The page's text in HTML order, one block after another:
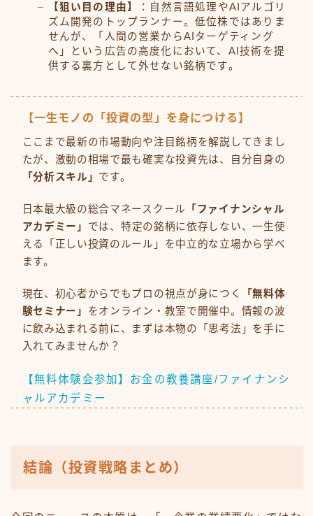
【狙い目の理由】
：自然言語処理やAIアルゴリ
ズム開発のトップランナー。低位株ではありま
せんが、「人間の営業からAIターゲティング
へ」という広告の高度化において、AI技術を提
供する裏方として外せない銘柄です。
【一生モノの「投資の型」を身につける】
ここまで最新の市場動向や注目銘柄を解説してきまし
たが、激動の相場で最も確実な投資先は、自分自身の
「分析スキル」 です。
日本最大級の総合マネースクール
「ファイナンシャル
アカデミー」 では、特定の銘柄に依存しない、一生使
える「正しい投資のルール」を中立的な立場から学べ
ます。
現在、初心者からでもプロの視点が身につく
「無料体
験セミナー」 をオンライン・教室で開催中。情報の波
に飲み込まれる前に、まずは本物の「思考法」を手に
入れてみませんか？
【無料体験会参加】お金の教養講座/ファイナンシ
ャルアカデミー
結論（投資戦略まとめ）